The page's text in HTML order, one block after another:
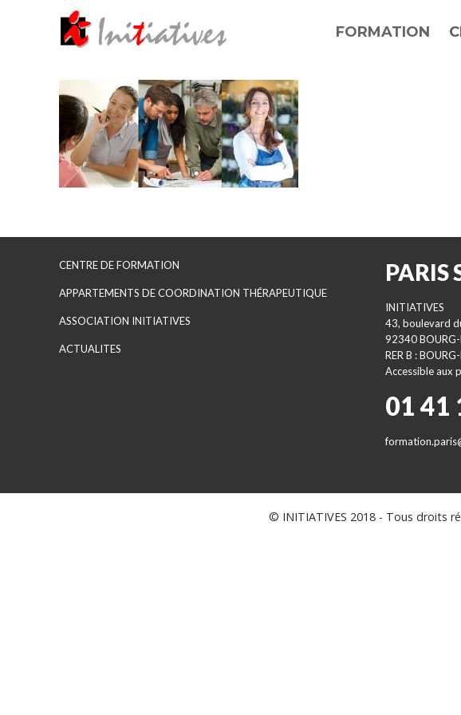
FORMATION
CENTRE DE FORMATION
APPARTEMENTS DE COORDINATION THÉRAPEUTIQUE
ASSOCIATION INITIATIVES
ACTUALITES
PARIS
INITIATIVES
43, boulevard
92340 BOURG-
RER B :
Accessible aux
01 41
© INITIATIVES 2018 - Tous droits